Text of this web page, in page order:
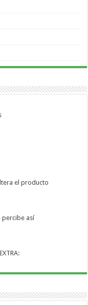
el producto
percibe así